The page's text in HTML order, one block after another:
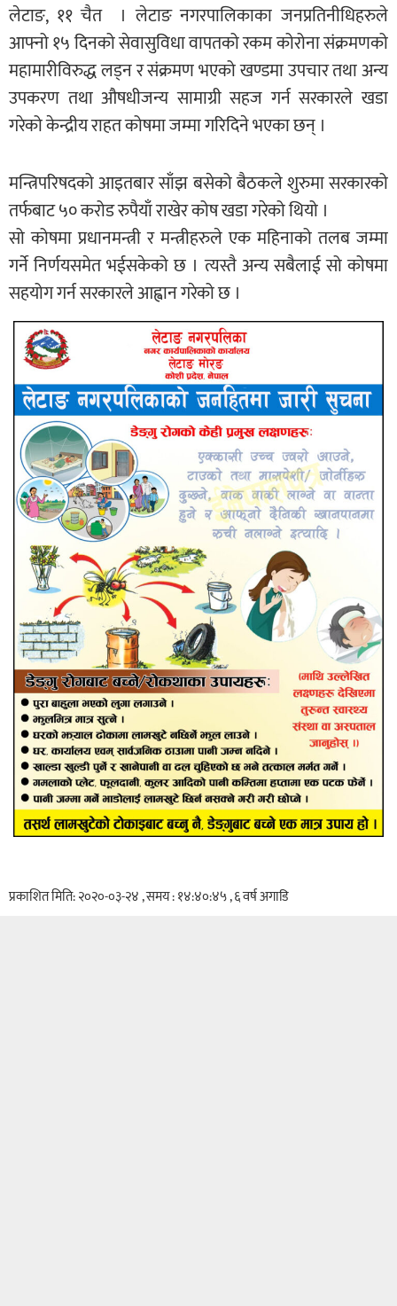
लेटाङ, ११ चैत । लेटाङ नगरपालिकाका जनप्रतिनीधिहरुले
आफ्नो १५ दिनको सेवासुविधा वापतको रकम कोरोना संक्रमणको
महामारीविरुद्ध लड्न र संक्रमण भएको खण्डमा उपचार तथा अन्य
उपकरण तथा औषधीजन्य सामाग्री सहज गर्न सरकारले खडा
गरेको केन्द्रीय राहत कोषमा जम्मा गरिदिने भएका छन् ।
मन्त्रिपरिषदको आइतबार साँझ बसेको बैठकले शुरुमा सरकारको
तर्फबाट ५० करोड रुपैयाँ राखेर कोष खडा गरेको थियो ।
सो कोषमा प्रधानमन्त्री र मन्त्रीहरुले एक महिनाको तलब जम्मा
गर्ने निर्णयसमेत भईसकेको छ । त्यस्तै अन्य सबैलाई सो कोषमा
सहयोग गर्न सरकारले आह्वान गरेको छ ।
प्रकाशित मिति: २०२०-०३-२४ , समय : १४:४०:४५ , ६ वर्ष अगाडि